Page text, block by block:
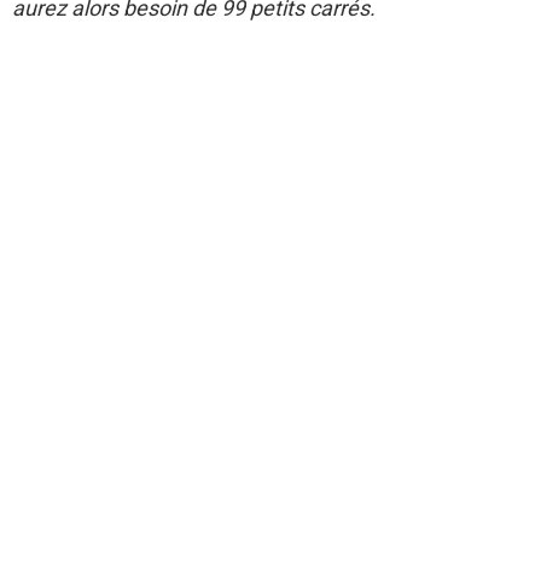
aurez alors besoin de 99 petits carrés.